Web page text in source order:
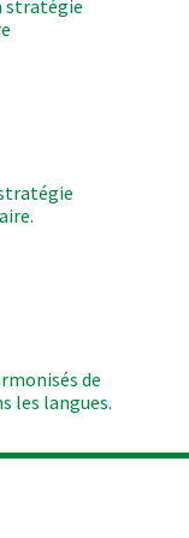
stratégie
de
les langues.